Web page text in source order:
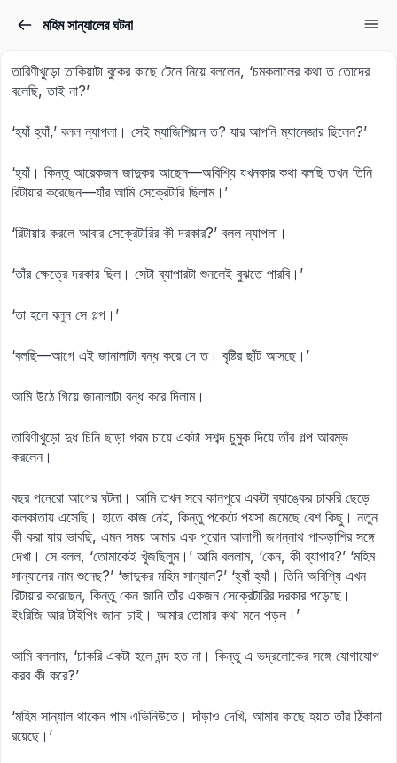
মহিম সান্যালের ঘটনা
তারিণীখুড়ো তাকিয়াটা বুকের কাছে টেনে নিয়ে বললেন, ‘চমকলালের কথা ত তোদের
বলেছি, তাই না?’
‘হ্যাঁ হ্যাঁ,’ বলল ন্যাপলা। সেই ম্যাজিশিয়ান ত? যার আপনি ম্যানেজার ছিলেন?’
‘হ্যাঁ। কিন্তু আরেকজন জাদুকর আছেন—অবিশ্যি যখনকার কথা বলছি তখন তিনি
রিটায়ার করেছেন—যাঁর আমি সেক্রেটারি ছিলাম।’
‘রিটায়ার করলে আবার সেক্রেটারির কী দরকার?’ বলল ন্যাপলা।
‘তাঁর ক্ষেত্রে দরকার ছিল। সেটা ব্যাপারটা শুনলেই বুঝতে পারবি।’
‘তা হলে বলুন সে গল্প।’
‘বলছি—আগে এই জানালাটা বন্ধ করে দে ত। বৃষ্টির ছাঁট আসছে।’
আমি উঠে গিয়ে জানালাটা বন্ধ করে দিলাম।
তারিণীখুড়ো দুধ চিনি ছাড়া গরম চায়ে একটা সশব্দ চুমুক দিয়ে তাঁর গল্প আরম্ভ
করলেন।
বছর পনেরো আগের ঘটনা। আমি তখন সবে কানপুরে একটা ব্যাঙ্কের চাকরি ছেড়ে
কলকাতায় এসেছি। হাতে কাজ নেই, কিন্তু পকেটে পয়সা জমেছে বেশ কিছু। নতুন
কী করা যায় ভাবছি, এমন সময় আমার এক পুরোন আলাপী জগন্নাথ পাকড়াশির সঙ্গে
দেখা। সে বলল, ‘তোমাকেই খুঁজছিলুম।’ আমি বললাম, ‘কেন, কী ব্যাপার?’ ‘মহিম
সান্যালের নাম শুনেছ?’ ‘জাদুকর মহিম সান্যাল?’ ‘হ্যাঁ হ্যাঁ। তিনি অবিশ্যি এখন
রিটায়ার করেছেন, কিন্তু কেন জানি তাঁর একজন সেক্রেটারির দরকার পড়েছে।
ইংরিজি আর টাইপিং জানা চাই। আমার তোমার কথা মনে পড়ল।’
আমি বললাম, ‘চাকরি একটা হলে মন্দ হত না। কিন্তু এ ভদ্রলোকের সঙ্গে যোগাযোগ
করব কী করে?’
‘মহিম সান্যাল থাকেন পাম এভিনিউতে। দাঁড়াও দেখি, আমার কাছে হয়ত তাঁর ঠিকানা
রয়েছে।’
Don’t have an account? Sign up
Remember me